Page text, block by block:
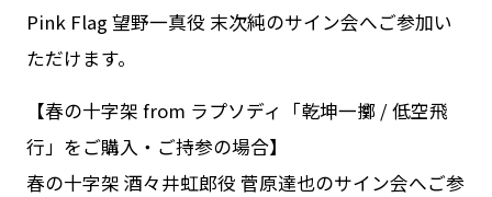
Pink Flag 望野一真役 末次純のサイン会へご参加い
ただけます。
【春の十字架 from ラプソディ「乾坤一擲 / 低空飛
行」をご購入・ご持参の場合】
春の十字架 酒々井虹郎役 菅原達也のサイン会へご参